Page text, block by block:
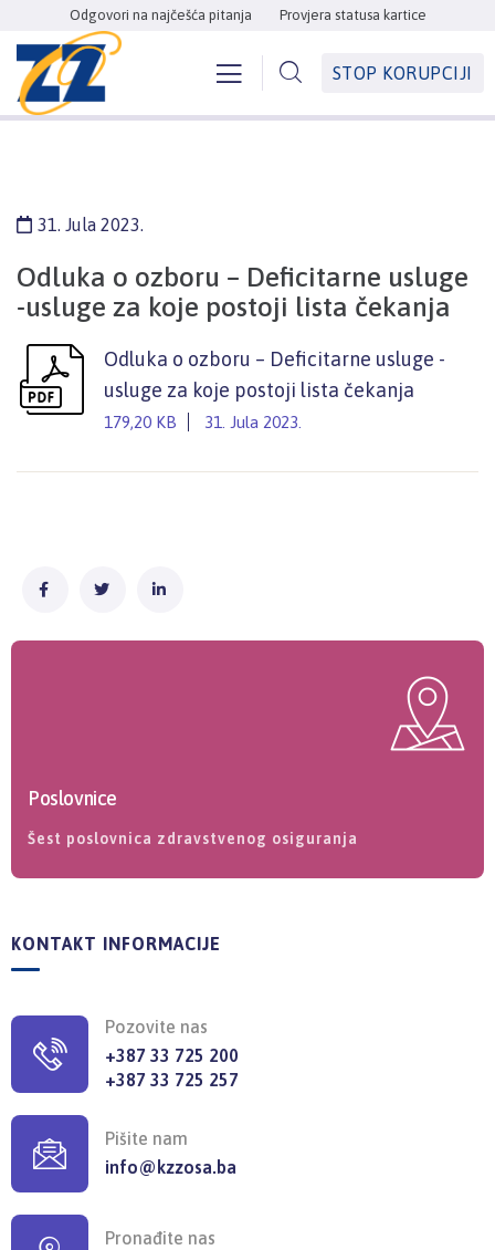
Odgovori na najčešća pitanja Provjera statusa kartice
STOP KORUPCIJI
31. Jula 2023.
Odluka o ozboru – Deficitarne usluge
-usluge za koje postoji lista čekanja
Odluka o ozboru – Deficitarne usluge -
usluge za koje postoji lista čekanja
179,20 KB 31. Jula 2023.
Poslovnice
Šest poslovnica zdravstvenog osiguranja
KONTAKT INFORMACIJE
Pozovite nas
+387 33 725 200
+387 33 725 257
Pišite nam
info@kzzosa.ba
Pronađite nas